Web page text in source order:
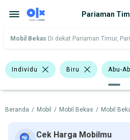
Pariaman
Mobil Bekas Di dekat Pariaman Timur,
Individu Biru Abu-
Hijau Hatchback
BMW Datsun Honda
Hyundai Mitsubishi
Beranda / Mobil / Mobil Bekas / Mobil
Cek Harga Mobilmu